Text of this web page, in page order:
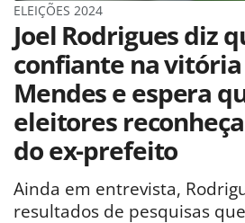
ELEIÇÕES 2024
Joel Rodrigues diz
confiante na vitória
Mendes e espera
eleitores
do ex-prefeito
Ainda em entrevista,
resultados de pesquisas